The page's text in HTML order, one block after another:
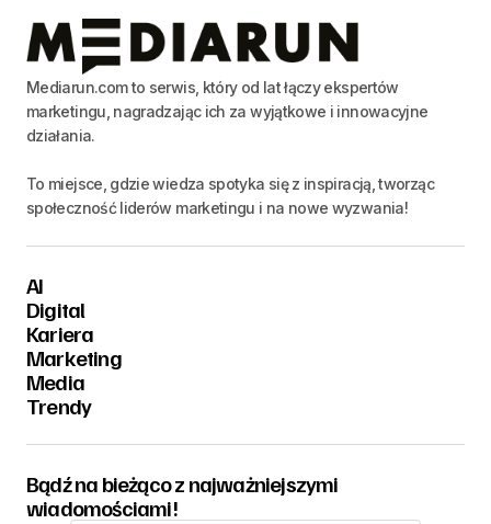
Mediarun.com to serwis, który od lat łączy ekspertów
marketingu, nagradzając ich za wyjątkowe i innowacyjne
działania.
To miejsce, gdzie wiedza spotyka się z inspiracją, tworząc
społeczność liderów marketingu i na nowe wyzwania!
AI
Digital
Kariera
Marketing
Media
Trendy
Bądź na bieżąco z najważniejszymi
wiadomościami!